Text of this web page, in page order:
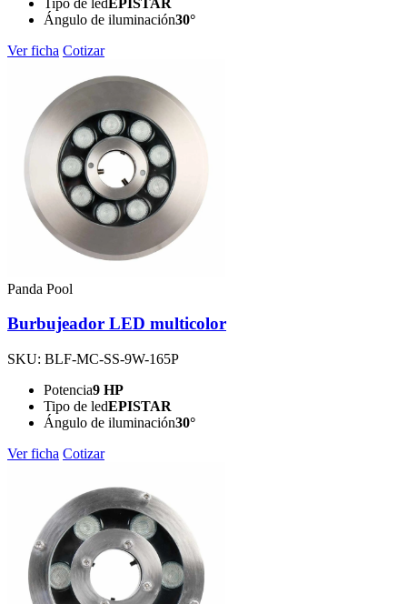
Ángulo de iluminación30°
Ver ficha Cotizar
Panda Pool
Burbujeador LED multicolor
SKU: BLF-MC-SS-9W-165P
Potencia9 HP
Tipo de ledEPISTAR
Ángulo de iluminación30°
Ver ficha Cotizar